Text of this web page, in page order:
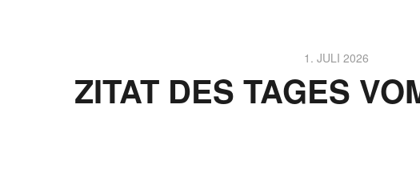
1. JULI 2026
ZITAT DES TAGES